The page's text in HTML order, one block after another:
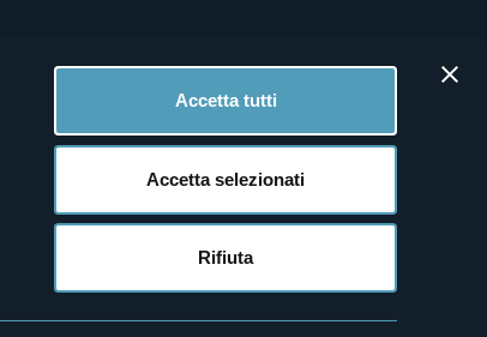
Accetta tutti
Accetta selezionati
Rifiuta